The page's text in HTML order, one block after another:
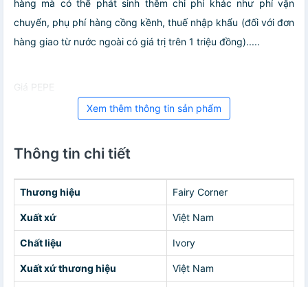
hàng mà có thể phát sinh thêm chi phí khác như phí vận
chuyển, phụ phí hàng cồng kềnh, thuế nhập khẩu (đối với đơn
hàng giao từ nước ngoài có giá trị trên 1 triệu đồng).....
Giá PEPE
Xem thêm thông tin sản phẩm
Thông tin chi tiết
Thương hiệu Fairy Corner
Xuất xứ Việt Nam
Chất liệu Ivory
Xuất xứ thương hiệu Việt Nam